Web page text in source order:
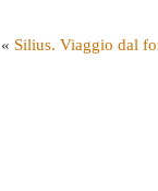
« Silius. Viaggio dal